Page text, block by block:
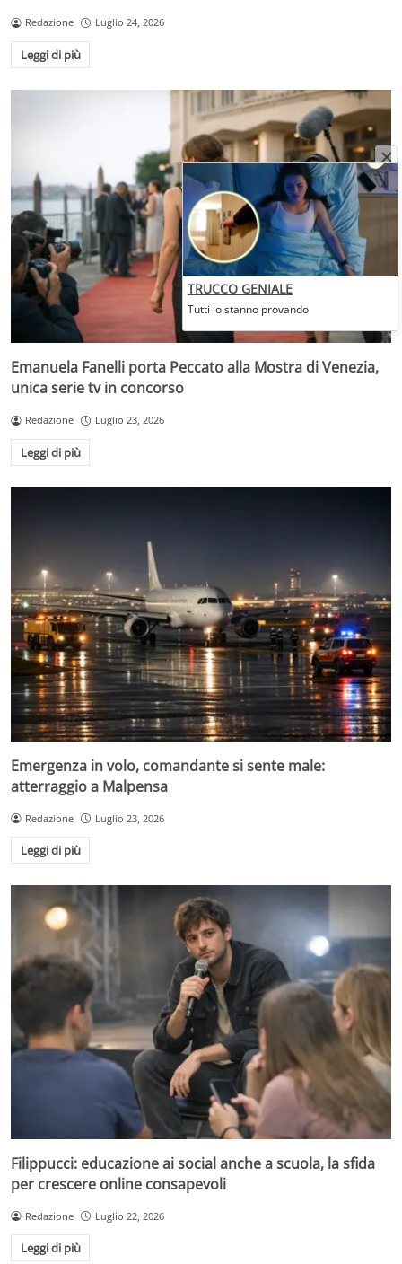
Redazione Luglio 24, 2026
Leggi di più
Emanuela Fanelli porta Peccato alla Mostra di Venezia,
unica serie tv in concorso
Redazione Luglio 23, 2026
Leggi di più
Emergenza in volo, comandante si sente male:
atterraggio a Malpensa
Redazione Luglio 23, 2026
Leggi di più
Filippucci: educazione ai social anche a scuola, la sfida
per crescere online consapevoli
Redazione Luglio 22, 2026
Leggi di più
TRUCCO GENIALE
Tutti lo stanno provando